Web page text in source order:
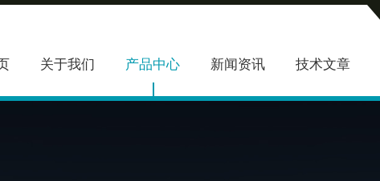
关于我们 产品中心 新闻资讯 技术文章